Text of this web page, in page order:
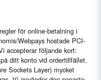
för online-betalning i
Webpays hostade PCI-
accepterar följande kort:
ditt konto vid ordertillfället.
Sockets Layer) mycket